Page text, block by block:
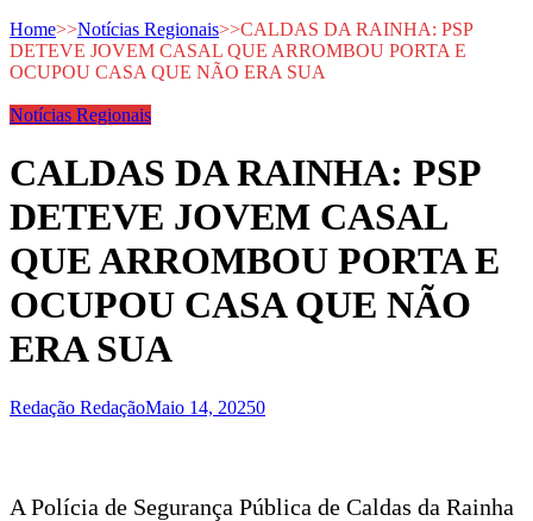
Home>>Notícias Regionais>>CALDAS DA RAINHA: PSP
DETEVE JOVEM CASAL QUE ARROMBOU PORTA E
OCUPOU CASA QUE NÃO ERA SUA
Notícias Regionais
CALDAS DA RAINHA: PSP
DETEVE JOVEM CASAL
QUE ARROMBOU PORTA E
OCUPOU CASA QUE NÃO
ERA SUA
Redação RedaçãoMaio 14, 20250
A Polícia de Segurança Pública de Caldas da Rainha